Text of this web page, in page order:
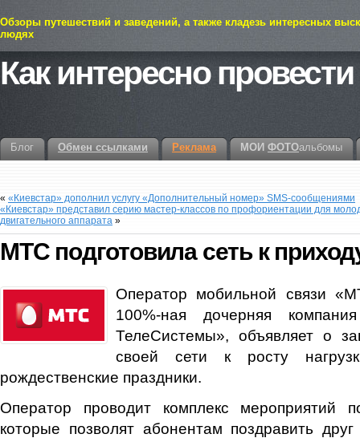
Обзоры путешествий и заведений, а также кладезь интересных
людях
Как интересно
Блог Обмен ссылками Реклама МОИ ФОТОальбомы
« «Киевстар» дополнил услугу «Дополнительный номер» SMS-сообщениями
«Киевстар» представил серию мастер-классов по профориентации для
двигательного аппарата »
МТС подготовила сеть к
Оператор мобильной связи
100%-ная дочерняя
ТелеСистемы», объявляет о
своей сети к росту
рождественские праздники.
Оператор проводит комплекс мероприятий
которые позволят абонентам поздравить